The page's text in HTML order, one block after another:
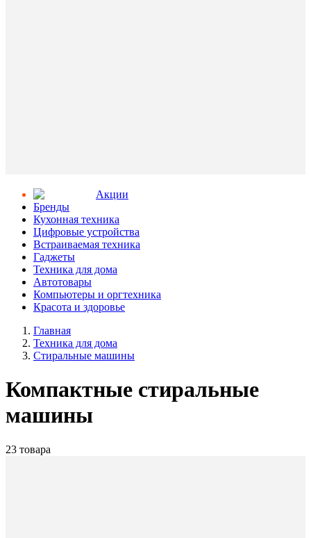
Aкции
Бренды
Кухонная техника
Цифровые устройства
Встраиваемая техника
Гаджеты
Техника для дома
Автотовары
Компьютеры и оргтехника
Красота и здоровье
Главная
Техника для дома
Стиральные машины
Компактные стиральные
машины
23 товара